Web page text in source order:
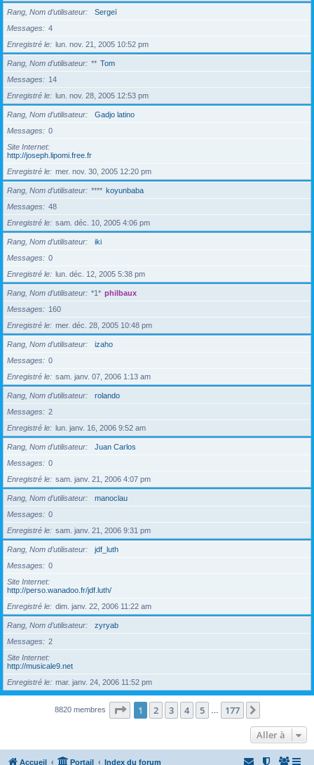
Rang, Nom d’utilisateur
Sergeï
Messages
4
Enregistré le
lun. nov. 21, 2005 10:52 pm
Rang, Nom d’utilisateur ** Tom
Messages
14
Enregistré le
lun. nov. 28, 2005 12:53 pm
Rang, Nom d’utilisateur
Gadjo latino
Messages
0
Site Internet
http://joseph.lipomi.free.fr
Enregistré le
mer. nov. 30, 2005 12:20 pm
Rang, Nom d’utilisateur **** koyunbaba
Messages
48
Enregistré le
sam. déc. 10, 2005 4:06 pm
Rang, Nom d’utilisateur
iki
Messages
0
Enregistré le
lun. déc. 12, 2005 5:38 pm
Rang, Nom d’utilisateur *1* philbaux
Messages
160
Enregistré le
mer. déc. 28, 2005 10:48 pm
Rang, Nom d’utilisateur
izaho
Messages
0
Enregistré le
sam. janv. 07, 2006 1:13 am
Rang, Nom d’utilisateur
rolando
Messages
2
Enregistré le
lun. janv. 16, 2006 9:52 am
Rang, Nom d’utilisateur
Juan Carlos
Messages
0
Enregistré le
sam. janv. 21, 2006 4:07 pm
Rang, Nom d’utilisateur
manoclau
Messages
0
Enregistré le
sam. janv. 21, 2006 9:31 pm
Rang, Nom d’utilisateur
jdf_luth
Messages
0
Site Internet
http://perso.wanadoo.fr/jdf.luth/
Enregistré le
dim. janv. 22, 2006 11:22 am
Rang, Nom d’utilisateur
zyryab
Messages
2
Site Internet
http://musicale9.net
Enregistré le
mar. janv. 24, 2006 11:52 pm
8820 membres Page 1sur177
1 2 3 4 5 177
Aller à
Accueil Portail Index du forum